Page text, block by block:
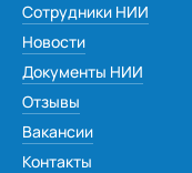
Сотрудники НИИ
Новости
Документы НИИ
Отзывы
Вакансии
Контакты